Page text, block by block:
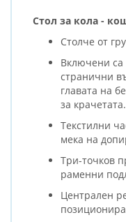
Стол за кола -
Столче от
Включени са
странични
главата на
за крачетата.
Текстилни
мека на
Три-точков
раменни
Централен